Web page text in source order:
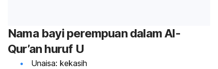
Nama bayi perempuan dalam Al-
Qur’an huruf U
Unaisa: kekasih